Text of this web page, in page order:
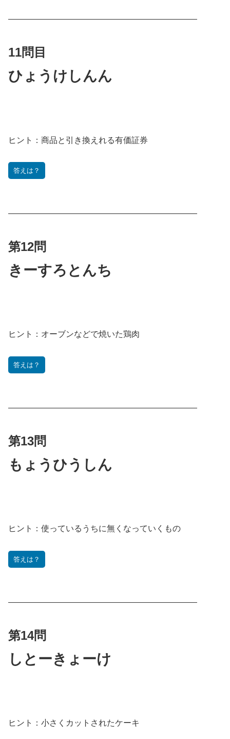
———————————————————————
11問目
ひょうけしんん
ヒント： 商品と引き換えれる有価証券
答えは？
———————————————————————
第12問
きーすろとんち
ヒント： オーブンなどで焼いた鶏肉
答えは？
———————————————————————
第13問
もょうひうしん
ヒント： 使っているうちに無くなっていくもの
答えは？
———————————————————————
第14問
しとーきょーけ
ヒント： 小さくカットされたケーキ